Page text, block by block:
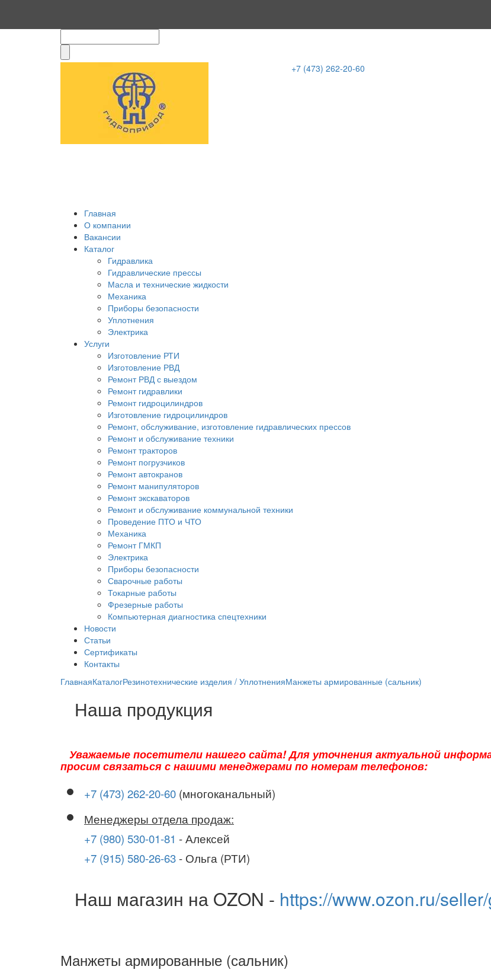
+7 (473) 262-20-60
Главная
О компании
Вакансии
Каталог
Гидравлика
Гидравлические прессы
Масла и технические жидкости
Механика
Приборы безопасности
Уплотнения
Электрика
Услуги
Изготовление РТИ
Изготовление РВД
Ремонт РВД с выездом
Ремонт гидравлики
Ремонт гидроцилиндров
Изготовление гидроцилиндров
Ремонт, обслуживание, изготовление гидравлических прессов
Ремонт и обслуживание техники
Ремонт тракторов
Ремонт погрузчиков
Ремонт автокранов
Ремонт манипуляторов
Ремонт экскаваторов
Ремонт и обслуживание коммунальной техники
Проведение ПТО и ЧТО
Механика
Ремонт ГМКП
Электрика
Приборы безопасности
Сварочные работы
Токарные работы
Фрезерные работы
Компьютерная диагностика спецтехники
Новости
Статьи
Сертификаты
Контакты
ГлавнаяКаталогРезинотехнические изделия / УплотненияМанжеты армированные (сальник)
Наша продукция
Уважаемые посетители нашего сайта! Для уточнения актуальной
просим связаться с нашими менеджерами по номерам телефонов:
+7 (473) 262-20-60 (многоканальный)
Менеджеры отдела продаж:
+7 (980) 530-01-81 - Алексей
+7 (915) 580-26-63- Ольга (РТИ)
Наш магазин на OZON - https://www.ozon.ru/
Манжеты армированные (сальник)